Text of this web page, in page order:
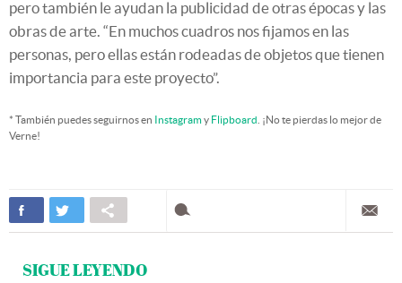
pero también le ayudan la publicidad de otras épocas y las
obras de arte. “En muchos cuadros nos fijamos en las
personas, pero ellas están rodeadas de objetos que tienen
importancia para este proyecto”.
* También puedes seguirnos en Instagramy Flipboard . ¡No te pierdas lo mejor de
Verne!
SIGUE LEYENDO